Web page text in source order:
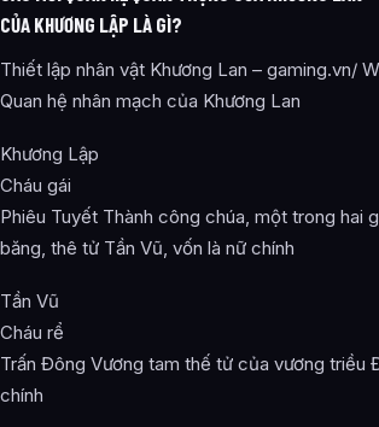
CỦA KHƯƠNG LẬP LÀ GÌ?
Thiết lập nhân vật Khương Lan – gaming.vn/
Quan hệ nhân mạch của Khương Lan
Khương Lập
Cháu gái
Phiêu Tuyết Thành công chúa, một trong hai
băng, thê tử Tần Vũ, vốn là nữ chính
Tần Vũ
Cháu rể
Trấn Đông Vương tam thế tử của vương triều
chính